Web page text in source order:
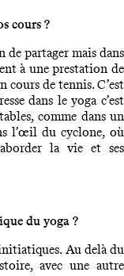
cours ?
partager mais dans
à une prestation de
de tennis. C’est
dans le yoga c’est
comme dans un
l’œil du cyclone, où
la vie et ses
du yoga ?
Au delà du
avec une autre